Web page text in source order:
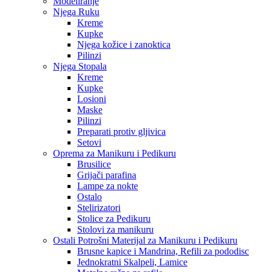
Njega Ruku
Kreme
Kupke
Njega kožice i zanoktica
Pilinzi
Njega Stopala
Kreme
Kupke
Losioni
Maske
Pilinzi
Preparati protiv gljivica
Setovi
Oprema za Manikuru i Pedikuru
Brusilice
Grijači parafina
Lampe za nokte
Ostalo
Stelirizatori
Stolice za Pedikuru
Stolovi za manikuru
Ostali Potrošni Materijal za Manikuru i Pedikuru
Brusne kapice i Mandrina, Refili za pododisc
Jednokratni Skalpeli, Lamice